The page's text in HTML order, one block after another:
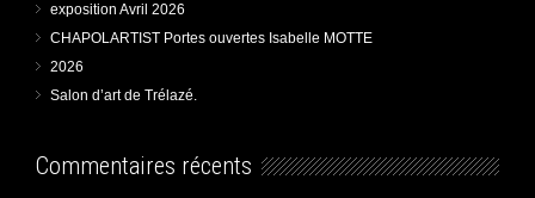
exposition Avril 2026
CHAPOLARTIST Portes ouvertes Isabelle MOTTE
2026
Salon d’art de Trélazé.
Commentaires récents